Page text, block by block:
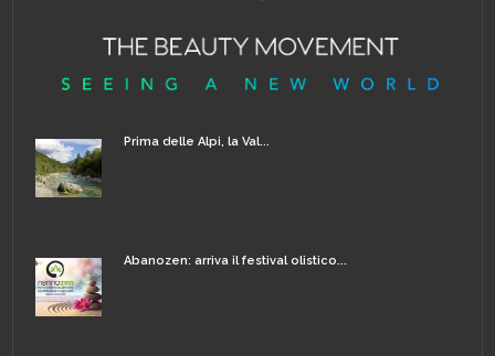
Prima delle Alpi, la Val...
Abanozen: arriva il festival olistico...